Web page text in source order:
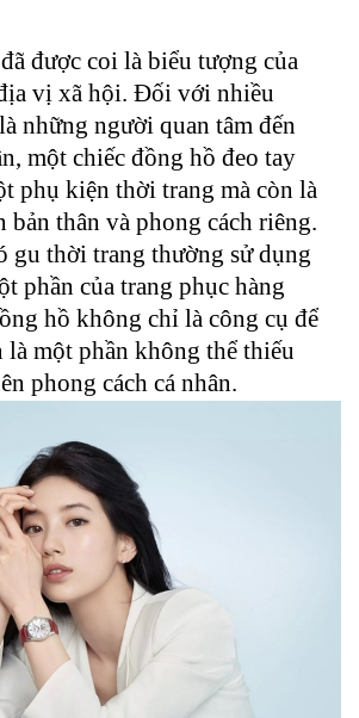
được coi là biểu tượng của
vị xã hội. Đối với nhiều
những người quan tâm đến
một chiếc đồng hồ đeo tay
phụ kiện thời trang mà còn là
bản thân và phong cách riêng.
gu thời trang thường sử dụng
phần của trang phục hàng
hồ không chỉ là công cụ để
là một phần không thể thiếu
phong cách cá nhân.